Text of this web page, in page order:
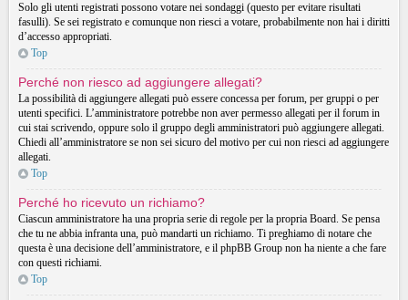
Solo gli utenti registrati possono votare nei sondaggi (questo per evitare risultati
fasulli). Se sei registrato e comunque non riesci a votare, probabilmente non hai i diritti
d’accesso appropriati.
Top
Perché non riesco ad aggiungere allegati?
La possibilità di aggiungere allegati può essere concessa per forum, per gruppi o per
utenti specifici. L’amministratore potrebbe non aver permesso allegati per il forum in
cui stai scrivendo, oppure solo il gruppo degli amministratori può aggiungere allegati.
Chiedi all’amministratore se non sei sicuro del motivo per cui non riesci ad aggiungere
allegati.
Top
Perché ho ricevuto un richiamo?
Ciascun amministratore ha una propria serie di regole per la propria Board. Se pensa
che tu ne abbia infranta una, può mandarti un richiamo. Ti preghiamo di notare che
questa è una decisione dell’amministratore, e il phpBB Group non ha niente a che fare
con questi richiami.
Top